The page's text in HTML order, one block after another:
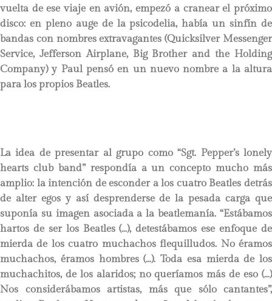
vuelta de ese viaje en avión, empezó a cranear el próximo
disco: en pleno auge de la psicodelia, había un sinfín de
bandas con nombres extravagantes (Quicksilver Messenger
Service, Jefferson Airplane, Big Brother and the Holding
Company) y Paul pensó en un nuevo nombre a la altura
para los propios Beatles.
La idea de presentar al grupo como “Sgt. Pepper’s lonely
hearts club band” respondía a un concepto mucho más
amplio: la intención de esconder a los cuatro Beatles detrás
de alter egos y así desprenderse de la pesada carga que
suponía su imagen asociada a la beatlemanía. “Estábamos
hartos de ser los Beatles (…), detestábamos ese enfoque de
mierda de los cuatro muchachos flequilludos. No éramos
muchachos, éramos hombres (…). Toda esa mierda de los
muchachitos, de los alaridos; no queríamos más de eso (…)
Nos considerábamos artistas, más que sólo cantantes”,